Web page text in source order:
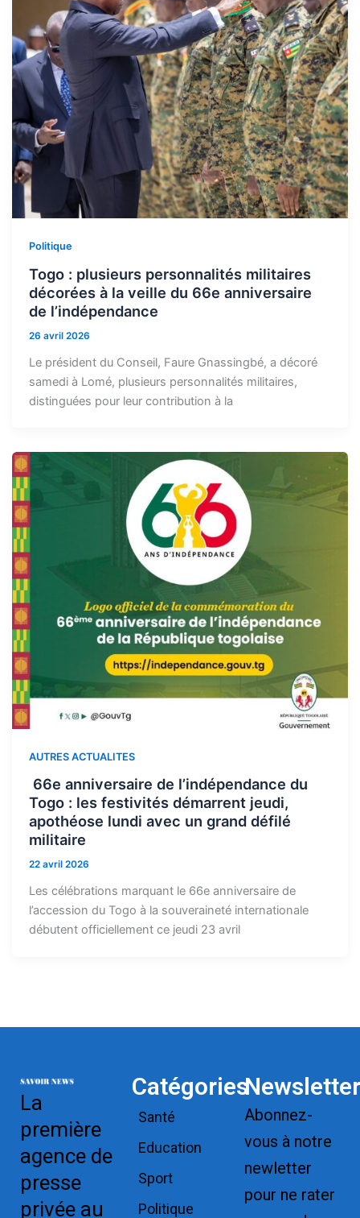
Politique
Togo : plusieurs personnalités militaires
décorées à la veille du 66e anniversaire
de l’indépendance
26 avril 2026
Le président du Conseil, Faure Gnassingbé, a décoré
samedi à Lomé, plusieurs personnalités militaires,
distinguées pour leur contribution à la
AUTRES ACTUALITES
66e anniversaire de l’indépendance du
Togo : les festivités démarrent jeudi,
apothéose lundi avec un grand défilé
militaire
22 avril 2026
Les célébrations marquant le 66e anniversaire de
l’accession du Togo à la souveraineté internationale
débutent officiellement ce jeudi 23 avril
La
première
agence de
presse
privée au
Catégories
Santé
Education
Sport
Politique
Newsletter
Abonnez-
vous à notre
newletter
pour ne rater